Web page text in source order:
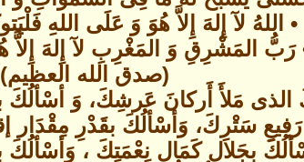
• اللهُ لآ إِلهَ إِلاَّ هُوَ وَ عَلَى اللهِ
رَبُّ المَشْرِقِ وَ المَغْرِبِ لآ إِلهَ إِلاَّ
(صدق الله العظيم)
الذى مَلأَ أَركانَ عَرشِكَ، وَ
سَتْرِكَ، وَأسْألُكَ بقَدْرِ مِقْدَار
بجَلالِ كَمَالِ نِعْمَتِكَ ،